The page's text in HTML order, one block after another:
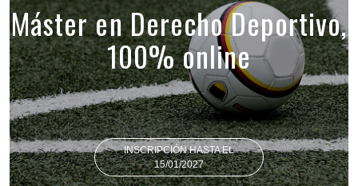
Máster en Derecho Deportivo,
100% online
INSCRIPCIÓN HASTA EL
15/01/2027